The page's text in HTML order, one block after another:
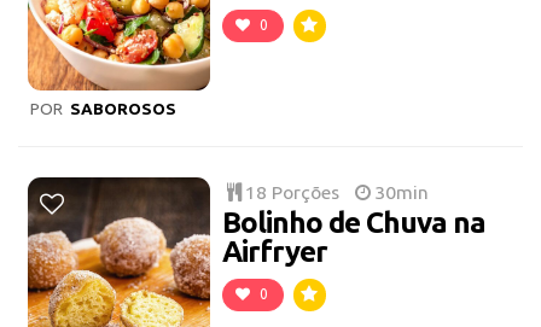
0
POR SABOROSOS
18 Porções 30min
Bolinho de Chuva na
Airfryer
0